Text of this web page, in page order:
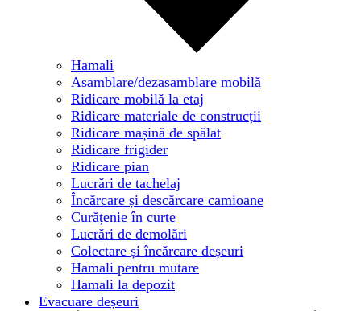
Hamali
Asamblare/dezasamblare mobilă
Ridicare mobilă la etaj
Ridicare materiale de construcții
Ridicare mașină de spălat
Ridicare frigider
Ridicare pian
Lucrări de tachelaj
Încărcare și descărcare camioane
Curățenie în curte
Lucrări de demolări
Colectare și încărcare deșeuri
Hamali pentru mutare
Hamali la depozit
Evacuare deșeuri